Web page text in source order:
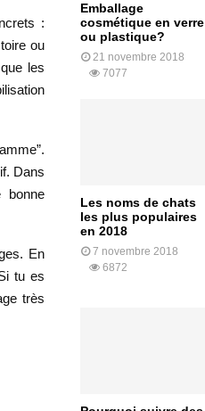
:
ou
les
Dans
bonne
En
tu es
très
Emballage
cosmétique en verre
ou plastique?
21 novembre 2018
7077
Les noms de chats
les plus populaires
en 2018
7 novembre 2018
6872